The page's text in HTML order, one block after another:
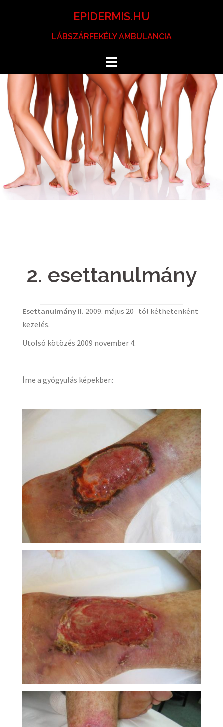
EPIDERMIS.HU
LÁBSZÁRFEKÉLY AMBULANCIA
2. esettanulmány
Esettanulmány II. 2009. május 20 -tól kéthetenként
kezelés.
Utolsó kötözés 2009 november 4.
Íme a gyógyulás képekben: